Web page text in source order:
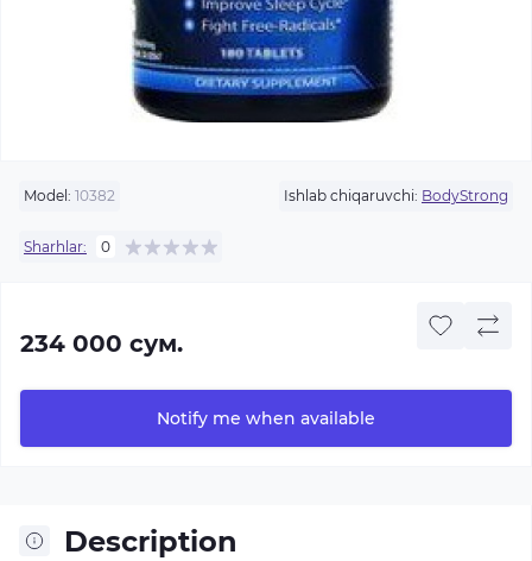
Model: 10382 Ishlab chiqaruvchi: BodyStrong
Sharhlar: 0
234 000 сум.
Notify me when available
Description